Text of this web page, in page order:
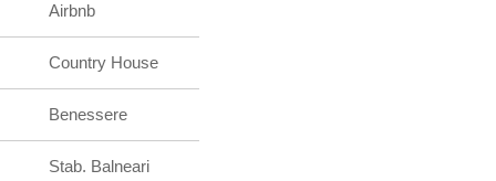
Airbnb
Country House
Benessere
Stab. Balneari